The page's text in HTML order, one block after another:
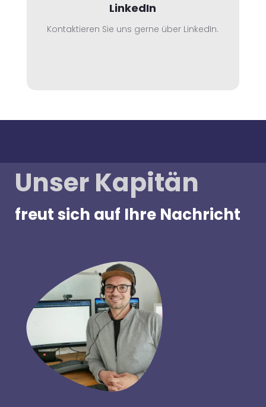
LinkedIn
Kontaktieren Sie uns gerne über LinkedIn.
Unser Kapitän
freut sich auf Ihre Nachricht